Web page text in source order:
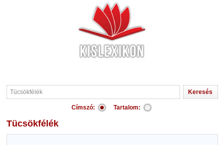
Címszó: Tartalom:
Tücsökfélék